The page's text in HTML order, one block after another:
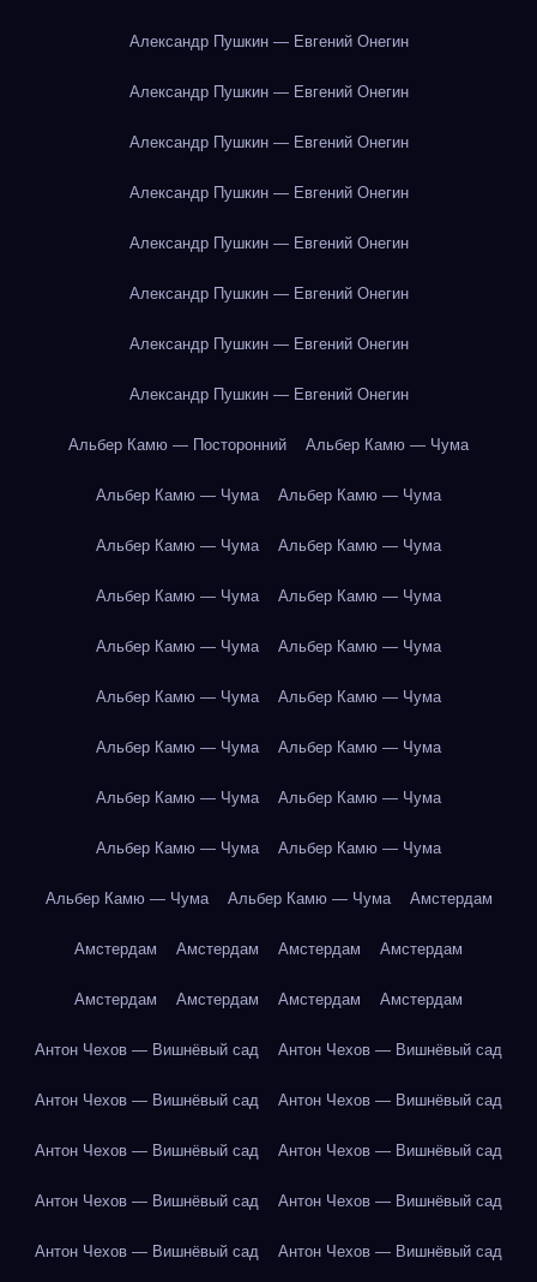
Александр Пушкин — Евгений Онегин
Александр Пушкин — Евгений Онегин
Александр Пушкин — Евгений Онегин
Александр Пушкин — Евгений Онегин
Александр Пушкин — Евгений Онегин
Александр Пушкин — Евгений Онегин
Александр Пушкин — Евгений Онегин
Александр Пушкин — Евгений Онегин
Альбер Камю — Посторонний Альбер Камю — Чума
Альбер Камю — Чума Альбер Камю — Чума
Альбер Камю — Чума Альбер Камю — Чума
Альбер Камю — Чума Альбер Камю — Чума
Альбер Камю — Чума Альбер Камю — Чума
Альбер Камю — Чума Альбер Камю — Чума
Альбер Камю — Чума Альбер Камю — Чума
Альбер Камю — Чума Альбер Камю — Чума
Альбер Камю — Чума Альбер Камю — Чума
Альбер Камю — Чума Альбер Камю — Чума Амстердам
Амстердам Амстердам Амстердам Амстердам
Амстердам Амстердам Амстердам Амстердам
Антон Чехов — Вишнёвый сад Антон Чехов — Вишнёвый сад
Антон Чехов — Вишнёвый сад Антон Чехов — Вишнёвый сад
Антон Чехов — Вишнёвый сад Антон Чехов — Вишнёвый сад
Антон Чехов — Вишнёвый сад Антон Чехов — Вишнёвый сад
Антон Чехов — Вишнёвый сад Антон Чехов — Вишнёвый сад